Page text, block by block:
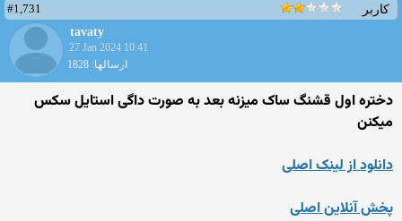
کاربر
#1,731
tavaty
27 Jan 2024 10:41
ارسالها: 1828
دختره اول قشنگ ساک میزنه بعد به صورت داگی استایل سکس
میکنن
دانلود از لینک اصلی
پخش آنلاین اصلی